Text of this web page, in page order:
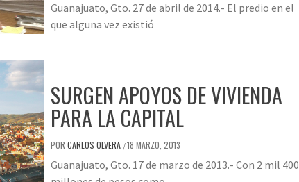
Guanajuato, Gto. 27 de abril de 2014.- El predio en el
que alguna vez existió
SURGEN APOYOS DE VIVIENDA
PARA LA CAPITAL
POR CARLOS OLVERA /18 MARZO, 2013
Guanajuato, Gto. 17 de marzo de 2013.- Con 2 mil 400